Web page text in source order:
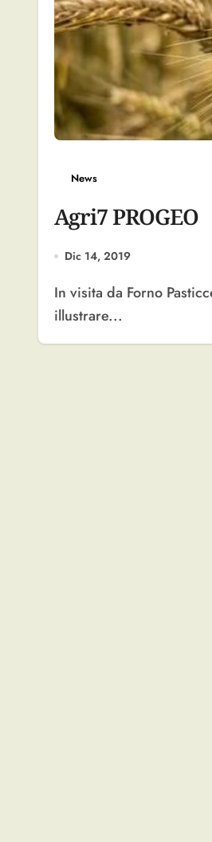
News
Agri7 PROGEO
Dic 14, 2019
In visita da Forno Pasticceria Simonazzi i reporter di Progeo young: grande occasione per
illustrare...